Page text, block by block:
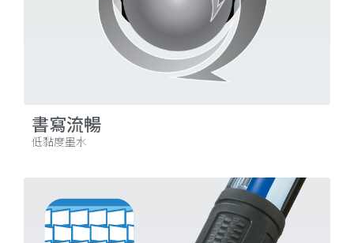
書寫流暢
低黏度墨水